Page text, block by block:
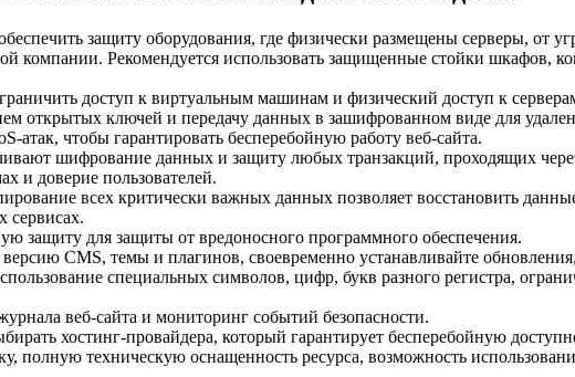
защиту оборудования, где физически размещены серверы, от
компании. Рекомендуется использовать защищенные стойки шкафов,
доступ к виртуальным машинам и физический доступ к
открытых ключей и передачу данных в зашифрованном виде для
чтобы гарантировать бесперебойную работу веб-сайта.
шифрование данных и защиту любых транзакций, проходящих
и доверие пользователей.
всех критически важных данных позволяет восстановить
сервисах.
защиту для защиты от вредоносного программного обеспечения.
CMS, темы и плагинов, своевременно устанавливайте
специальных символов, цифр, букв разного регистра,
веб-сайта и мониторинг событий безопасности.
хостинг-провайдера, который гарантирует бесперебойную
техническую оснащенность ресурса, возможность